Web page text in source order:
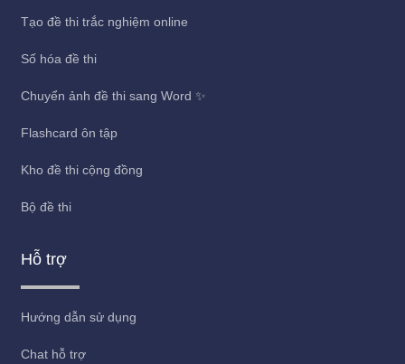
Tạo đề thi trắc nghiệm online
Số hóa đề thi
Chuyển ảnh đề thi sang Word ✨
Flashcard ôn tập
Kho đề thi cộng đồng
Bộ đề thi
Hỗ trợ
Hướng dẫn sử dụng
Chat hỗ trợ